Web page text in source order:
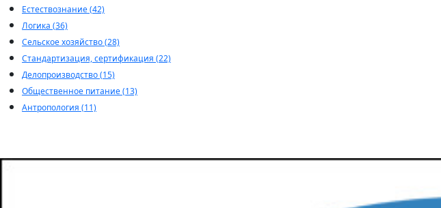
Естествознание (42)
Логика (36)
Сельское хозяйство (28)
Стандартизация, сертификация (22)
Делопроизводство (15)
Общественное питание (13)
Антропология (11)